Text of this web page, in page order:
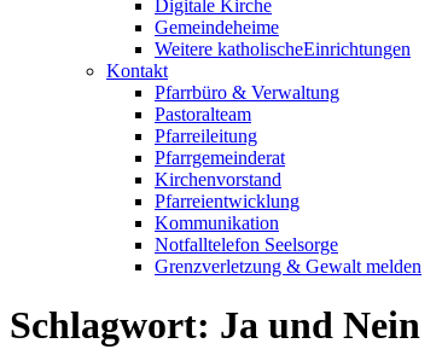
Digitale Kirche
Gemeindeheime
Weitere katholische­­Einrichtungen
Kontakt
Pfarrbüro & Verwaltung
Pastoralteam
Pfarreileitung
Pfarrgemeinderat
Kirchenvorstand
Pfarreientwicklung
Kommunikation
Notfalltelefon Seelsorge
Grenzverletzung & Gewalt melden
Schlagwort: Ja und Nein